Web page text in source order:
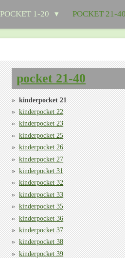
POCKET 1-20 POCKET 21-40
pocket 21-40
kinderpocket 21
kinderpocket 22
kinderpocket 23
kinderpocket 25
kinderpocket 26
kinderpocket 27
kinderpocket 31
kinderpocket 32
kinderpocket 33
kinderpocket 35
kinderpocket 36
kinderpocket 37
kinderpocket 38
kinderpocket 39